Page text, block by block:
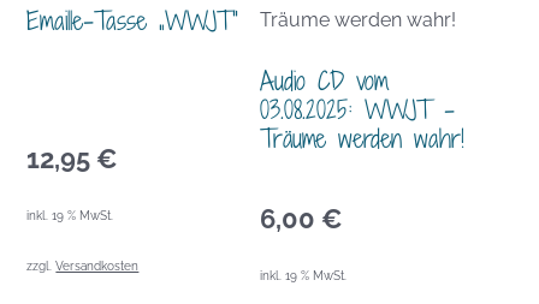
Emaille-Tasse „WWJT“
12,95 €
inkl. 19 % MwSt.
zzgl.Versandkosten
Audio CD vom
03.08.2025: WWJT –
Träume werden wahr!
6,00 €
inkl. 19 % MwSt.